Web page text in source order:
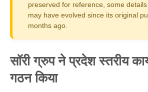
राजस्थान
खेल
शिक्षा
preserved for reference, some
may have evolved since its original
months ago.
सॉरी ग्रुप ने प्रदेश स्तरीय
गठन किया